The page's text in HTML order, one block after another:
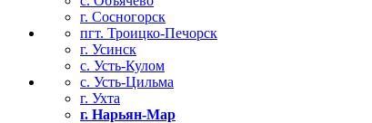
г. Сосногорск
пгт. Троицко-Печорск
г. Усинск
с. Усть-Кулом
с. Усть-Цильма
г. Ухта
г. Нарьян-Мар